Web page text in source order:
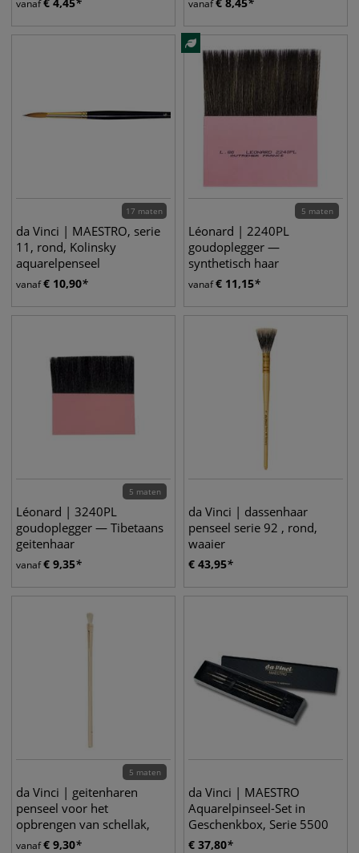
vanaf vanaf
17 maten
da Vinci | MAESTRO, serie
11, rond, Kolinsky
aquarelpenseel
vanaf€ 10,90
5 maten
Léonard | 2240PL
goudoplegger —
synthetisch haar
vanaf€ 11,15
5 maten
Léonard | 3240PL
goudoplegger — Tibetaans
geitenhaar
vanaf€ 9,35
da Vinci | dassenhaar
penseel serie 92 , rond,
waaier
€ 43,95
5 maten
da Vinci | geitenharen
penseel voor het
opbrengen van schellak,
serie 11245
vanaf€ 9,30
da Vinci | MAESTRO
Aquarelpinseel-Set in
Geschenkbox, Serie 5500
€ 37,80